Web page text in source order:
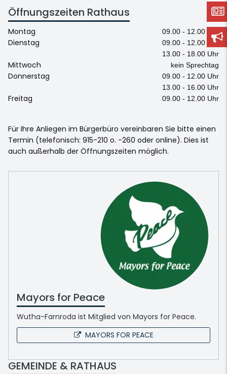
Öffnungszeiten Rathaus
Montag 09.00 - 12.00 Uhr
Dienstag
09.00 - 12.00 Uhr
13.00 - 18.00 Uhr
Mittwoch kein Sprechtag
Donnerstag
09.00 - 12.00 Uhr
13.00 - 16.00 Uhr
Freitag 09.00 - 12.00 Uhr
Für Ihre Anliegen im Bürgerbüro vereinbaren Sie bitte einen
Termin (telefonisch: 915-210 o. -260 oder online). Dies ist
auch außerhalb der Öffnungszeiten möglich.
Mayors for Peace
Wutha-Farnroda ist Mitglied von Mayors for Peace.
MAYORS FOR PEACE
GEMEINDE & RATHAUS